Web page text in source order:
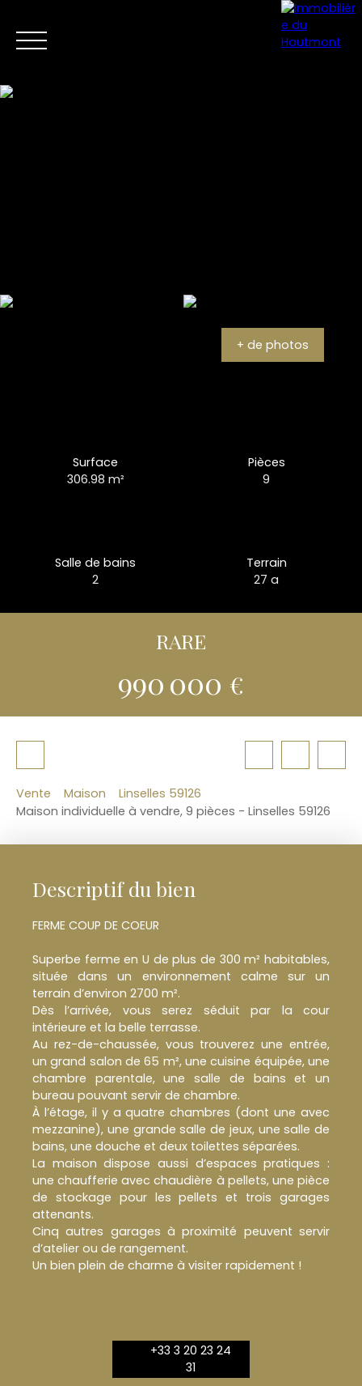
+ de photos
Surface
306.98 m²
Pièces
9
Salle de bains
2
Terrain
27 a
RARE
990 000 €
Vente Maison
Linselles 59126
Maison individuelle à vendre, 9 pièces - Linselles 59126
Descriptif du bien
FERME COUP DE COEUR
Superbe ferme en U de plus de 300 m² habitables,
située dans un environnement calme sur un
terrain d’environ 2700 m².
Dès l’arrivée, vous serez séduit par la cour
intérieure et la belle terrasse.
Au rez-de-chaussée, vous trouverez une entrée,
un grand salon de 65 m², une cuisine équipée, une
chambre parentale, une salle de bains et un
bureau pouvant servir de chambre.
À l’étage, il y a quatre chambres (dont une avec
mezzanine), une grande salle de jeux, une salle de
bains, une douche et deux toilettes séparées.
La maison dispose aussi d’espaces pratiques :
une chaufferie avec chaudière à pellets, une pièce
de stockage pour les pellets et trois garages
attenants.
Cinq autres garages à proximité peuvent servir
d’atelier ou de rangement.
Un bien plein de charme à visiter rapidement !
+33 3 20 23 24
31